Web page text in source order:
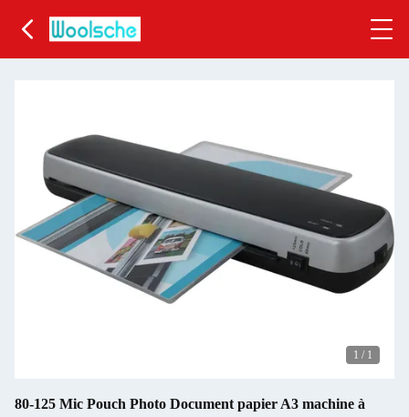
1 / 1
80-125 Mic Pouch Photo Document papier A3 machine à